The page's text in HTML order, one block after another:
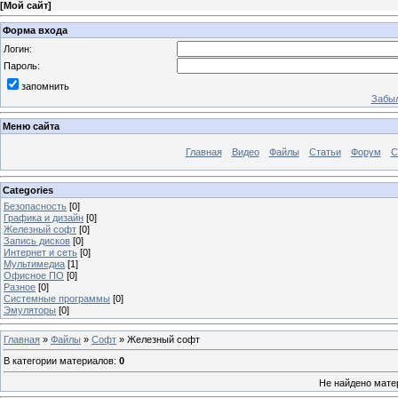
[Мой сайт]
Форма входа
Логин:
Пароль:
запомнить
Меню сайта
Главная Видео Файлы Статьи Форум
Categories
Безопасность [0]
Графика и дизайн [0]
Железный софт [0]
Запись дисков [0]
Интернет и сеть [0]
Мультимедиа [1]
Офисное ПО [0]
Разное [0]
Системные программы [0]
Эмуляторы [0]
Главная » Файлы » Софт » Железный софт
В категории материалов: 0
Не найдено